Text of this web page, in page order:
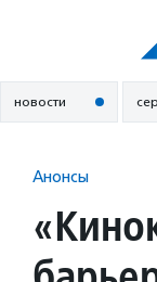
новости
Анонсы